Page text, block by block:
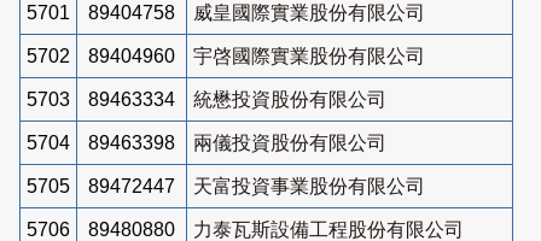
5701 89404758 威皇國際實業股份有限公司
5702 89404960 宇啓國際實業股份有限公司
5703 89463334 統懋投資股份有限公司
5704 89463398 兩儀投資股份有限公司
5705 89472447 天富投資事業股份有限公司
5706 89480880 力泰瓦斯設備工程股份有限公司